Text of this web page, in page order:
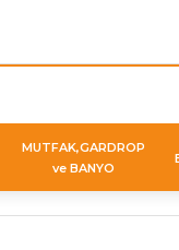
MUTFAK,GARDROP
ve BANYO